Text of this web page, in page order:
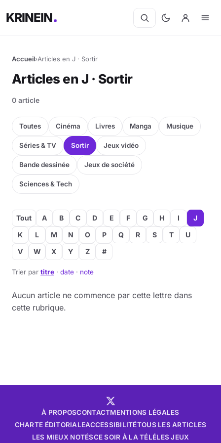
KRINEIN
Accueil›Articles en J · Sortir
Articles en J · Sortir
0 article
Toutes Cinéma Livres Manga Musique
Séries & TV Sortir Jeux vidéo
Bande dessinée Jeux de société
Sciences & Tech
Tout A B C D E F G H I
J
K
L M N O P Q R S T
U
V
W X Y Z #
Trier par titre · date · note
Aucun article ne commence par cette lettre dans
cette rubrique.
À PROPOSCONTACTMENTIONS LÉGALES
CHARTE ÉDITORIALEACCESSIBILITÉTOUS LES ARTICLES
LES MIEUX NOTÉSCE SOIR À LA TÉLÉLES JEUX